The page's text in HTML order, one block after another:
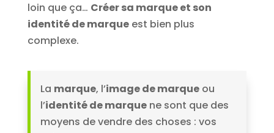
loin que ça… Créer sa marque et son
identité de marqueest bien plus
complexe.
La marque, l’image de marqueou
l’identité de marquene sont que des
moyens de vendre des choses : vos